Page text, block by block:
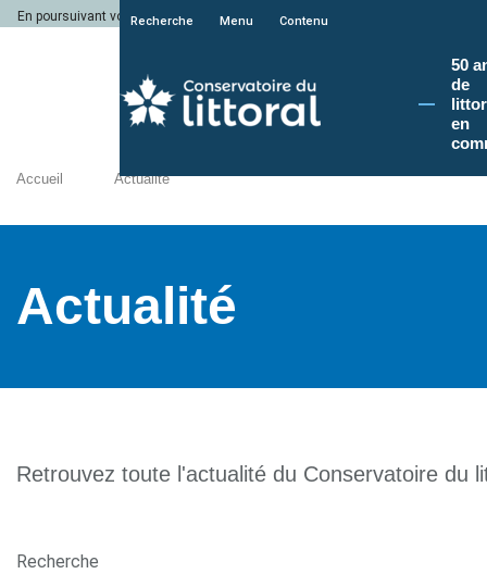
En poursuivant votre navigation sur le site du Conservatoire du littoral, vous
Recherche Menu Contenu
50
de
en
Accueil Actualité
Actualité
Retrouvez toute l'actualité du Conservatoire du
Recherche